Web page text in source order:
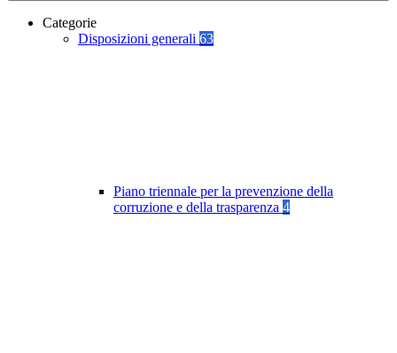
Categorie
Disposizioni generali 63
Piano triennale per la prevenzione della
corruzione e della trasparenza 4